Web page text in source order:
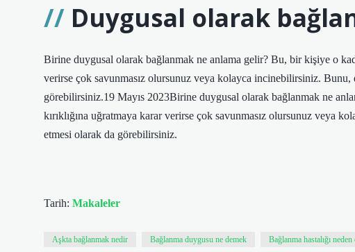
Duygusal olarak
Birine duygusal olarak bağlanmak ne anlama gelir? Bu, bir kişiye o
verirse çok savunmasız olursunuz veya kolayca incinebilirsiniz. Bunu,
görebilirsiniz.19 Mayıs 2023Birine duygusal olarak bağlanmak ne
kırıklığına uğratmaya karar verirse çok savunmasız olursunuz veya
etmesi olarak da görebilirsiniz.
Tarih: Makaleler
Aşkta bağlanmak nedir Bağlanma duygusu ne demek Bağlanma hastalığı